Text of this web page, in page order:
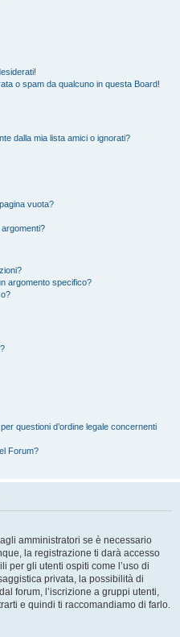
o spam da qualcuno in questa Board!
dalla mia lista amici o ignorati?
vuota?
argomento specifico?
questioni d’ordine legale concernenti
Forum?
amministratori se è necessario
la registrazione ti darà accesso
per gli utenti ospiti come l’uso di
privata, la possibilità di
forum, l’iscrizione a gruppi utenti,
e quindi ti raccomandiamo di farlo.